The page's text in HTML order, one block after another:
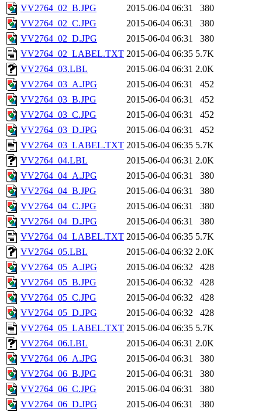
VV2764_02_B.JPG
2015-06-04 06:31
380
VV2764_02_C.JPG
2015-06-04 06:31
380
VV2764_02_D.JPG
2015-06-04 06:31
380
VV2764_02_LABEL.TXT 2015-06-04 06:35 5.7K
VV2764_03.LBL
2015-06-04 06:31 2.0K
VV2764_03_A.JPG
2015-06-04 06:31
452
VV2764_03_B.JPG
2015-06-04 06:31
452
VV2764_03_C.JPG
2015-06-04 06:31
452
VV2764_03_D.JPG
2015-06-04 06:31
452
VV2764_03_LABEL.TXT 2015-06-04 06:35 5.7K
VV2764_04.LBL
2015-06-04 06:31 2.0K
VV2764_04_A.JPG
2015-06-04 06:31
380
VV2764_04_B.JPG
2015-06-04 06:31
380
VV2764_04_C.JPG
2015-06-04 06:31
380
VV2764_04_D.JPG
2015-06-04 06:31
380
VV2764_04_LABEL.TXT 2015-06-04 06:35 5.7K
VV2764_05.LBL
2015-06-04 06:32 2.0K
VV2764_05_A.JPG
2015-06-04 06:32
428
VV2764_05_B.JPG
2015-06-04 06:32
428
VV2764_05_C.JPG
2015-06-04 06:32
428
VV2764_05_D.JPG
2015-06-04 06:32
428
VV2764_05_LABEL.TXT 2015-06-04 06:35 5.7K
VV2764_06.LBL
2015-06-04 06:31 2.0K
VV2764_06_A.JPG
2015-06-04 06:31
380
VV2764_06_B.JPG
2015-06-04 06:31
380
VV2764_06_C.JPG
2015-06-04 06:31
380
VV2764_06_D.JPG
2015-06-04 06:31 380